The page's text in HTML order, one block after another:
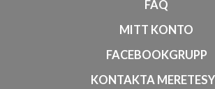
FAQ
MITT KONTO
FACEBOOKGRUPP
KONTAKTA